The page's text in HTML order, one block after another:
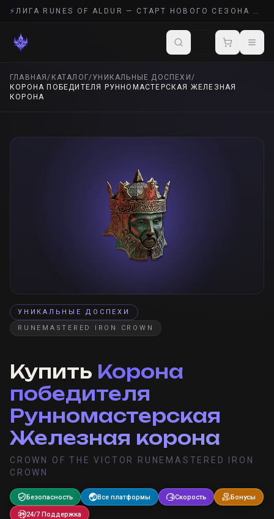
⚡ ЛИГА RUNES OF ALDUR — СТАРТ НОВОГО СЕЗОНА POE 2
ГЛАВНАЯ/ КАТАЛОГ/УНИКАЛЬНЫЕ ДОСПЕХИ /
КОРОНА ПОБЕДИТЕЛЯ РУННОМАСТЕРСКАЯ ЖЕЛЕЗНАЯ
КОРОНА
УНИКАЛЬНЫЕ ДОСПЕХИ
RUNEMASTERED IRON CROWN
Купить Корона
победителя
Рунномастерская
Железная корона
CROWN OF THE VICTOR RUNEMASTERED IRON
CROWN
Безопасность Все платформы Скорость Бонусы
24/7 Поддержка